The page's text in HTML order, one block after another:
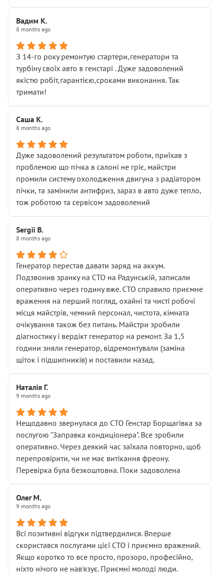
Вадим К.
8 months ago
З 14-го року ремонтую стартери,генератори та
турбіну своїх авто в генстарі . Дуже задоволений
якістю робіт,гарантією,сроками виконання. Так
тримати!
Саша К.
8 months ago
Дуже задоволений результатом роботи, приїхав з
проблемою що пічка в салоні не гріє, майстри
промили систему охолодження двигуна з радіатором
пічки, та замінили антифриз, зараз в авто дуже тепло,
тож роботою та сервісом задоволений
Sergii B.
8 months ago
Генератор перестав давати заряд на аккум.
Подзвонив зранку на СТО на Радунській, записали
оперативно через годину вже. СТО справило приємне
враження на перший погляд, охайні та чисті робочі
місця майстрів, чемний персонал, чистота, кімната
очікування також без питань. Майстри зробили
діагностику і вердікт генератор на ремонт. За 1,5
години зняли генератор, відремонтували (заміна
щіток і підшипників) и поставили назад.
Наталія Г.
9 months ago
Нещодавно звернулася до СТО Генстар Борщагівка за
послугою "Заправка кондиціонера". Все зробили
оперативно. Через деякий час заїхала повторно, щоб
перепровірити, чи не має витікання фреону.
Перевірка була безкоштовна. Поки задоволена
Олег М.
9 months ago
Всі позитивні відгуки підтвердилися. Вперше
скористався послугами цієї СТО і приємно вражений.
Якщо коротко то все просто, прозоро, професійно,
ніхто нічого не нав'язує. Приємні молоді люди.